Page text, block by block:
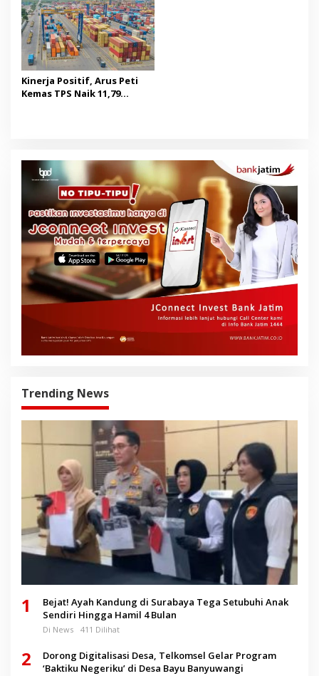
Kinerja Positif, Arus Peti
Kemas TPS Naik 11,79
Trending News
1
Bejat! Ayah Kandung di Surabaya Tega Setubuhi Anak
Sendiri Hingga Hamil 4 Bulan
Di News 411 Dilihat
2
Dorong Digitalisasi Desa, Telkomsel Gelar Program
‘Baktiku Negeriku’ di Desa Bayu Banyuwangi